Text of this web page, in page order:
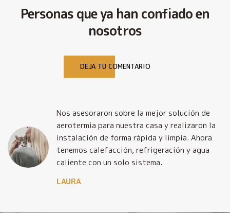
Personas que ya han confiado en
nosotros
DEJA TU COMENTARIO
Nos asesoraron sobre la mejor solución de
aerotermia para nuestra casa y realizaron la
instalación de forma rápida y limpia. Ahora
tenemos calefacción, refrigeración y agua
caliente con un solo sistema.
LAURA